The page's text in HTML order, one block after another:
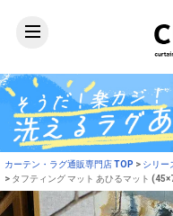
カーテン・ラグ通販専門店 TOP シリー
タフティング マット あひるマット